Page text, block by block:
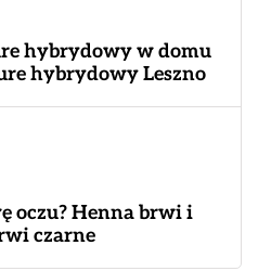
hybrydowy w domu
hybrydowy Leszno
oczu? Henna brwi i
czarne